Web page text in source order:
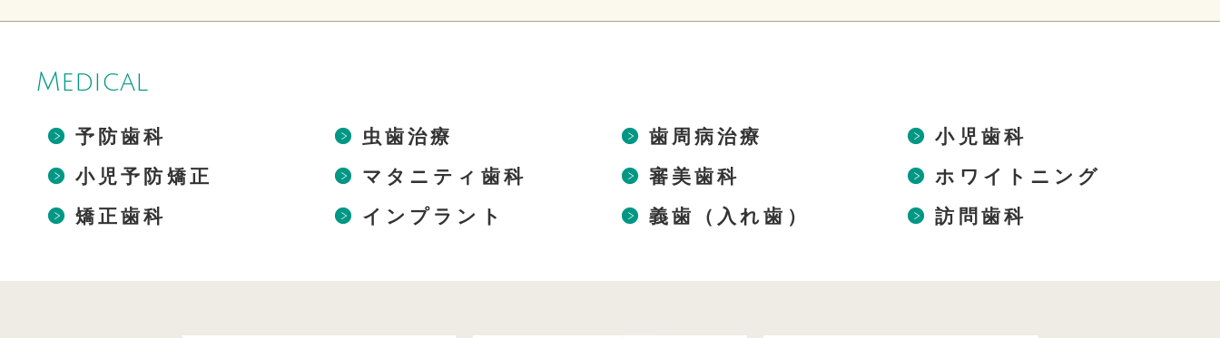
Medical
予防歯科 虫歯治療 歯周病治療
小児歯科
小児予防矯正
マタニティ歯科 審美歯科
ホワイトニング
矯正歯科
インプラント 義歯（入れ歯） 訪問歯科